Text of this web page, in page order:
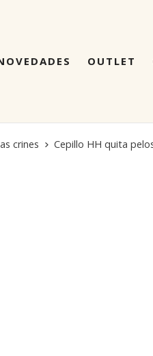
OUTLET
crines Cepillo HH quita